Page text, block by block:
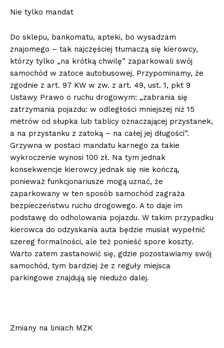
Nie tylko mandat
Do sklepu, bankomatu, apteki, bo wysadzam
znajomego – tak najczęściej tłumaczą się kierowcy,
którzy tylko „na krótką chwilę” zaparkowali swój
samochód w zatoce autobusowej. Przypominamy, że
zgodnie z art. 97 KW w zw. z art. 49, ust. 1, pkt 9
Ustawy Prawo o ruchu drogowym: „zabrania się
zatrzymania pojazdu: w odległości mniejszej niż 15
metrów od słupka lub tablicy oznaczającej przystanek,
a na przystanku z zatoką – na całej jej długości”.
Grzywna w postaci mandatu karnego za takie
wykroczenie wynosi 100 zł. Na tym jednak
konsekwencje kierowcy jednak się nie kończą,
ponieważ funkcjonariusze mogą uznać, że
zaparkowany w ten sposób samochód zagraża
bezpieczeństwu ruchu drogowego. A to daje im
podstawę do odholowania pojazdu. W takim przypadku
kierowca do odzyskania auta będzie musiał wypełnić
szereg formalności, ale też ponieść spore koszty.
Warto zatem zastanowić się, gdzie pozostawiamy swój
samochód, tym bardziej że z reguły miejsca
parkingowe znajdują się niedużo dalej.
Zmiany na liniach MZK